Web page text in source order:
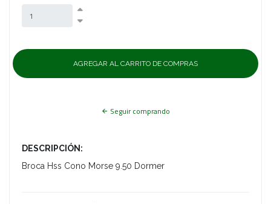
Seguir comprando
DESCRIPCIÓN:
Broca Hss Cono Morse 9.50 Dormer